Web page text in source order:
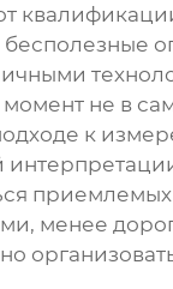
бесполезные
не в
к
приемлемых
менее